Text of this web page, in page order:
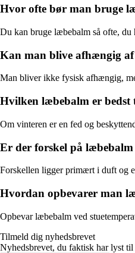
Hvor ofte bør man bruge
Du kan bruge læbebalm så ofte, du
Kan man blive afhængig
Man bliver ikke fysisk afhængig,
Hvilken læbebalm er
Om vinteren er en fed og
Er der forskel på
Forskellen ligger primært i duft og
Hvordan opbevarer man
Opbevar læbebalm ved
Tilmeld dig nyhedsbrevet
Nyhedsbrevet, du faktisk har lyst